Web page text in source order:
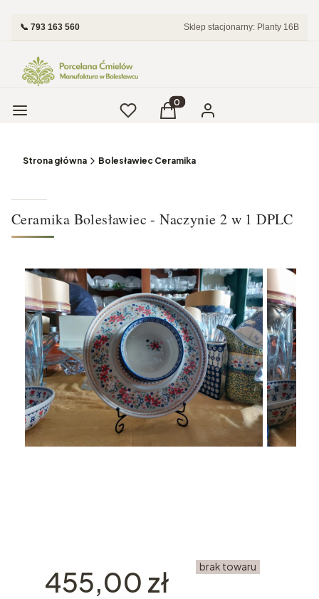
📞 793 163 560 Sklep stacjonarny: Planty 16B
Menu UlubioneProdukty w koszyku: 0.
Koszyk Zaloguj się
Strona główna Bolesławiec Ceramika
Ceramika Bolesławiec - Naczynie 2 w 1 DPLC
Cena
455,00 zł brak towaru